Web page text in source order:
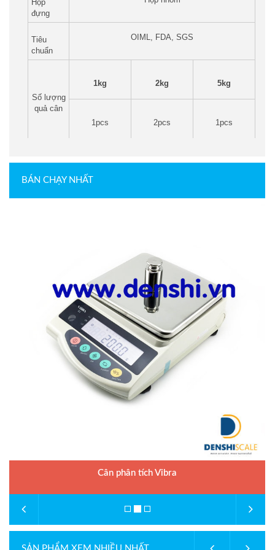
Hộp
đựng
Tiêu
chuẩn
OIML, FDA, SGS
Số lượng
quả cân
1kg 2kg 5kg
1pcs 2pcs 1pcs
BÁN CHẠY NHẤT
Cân phân tích Vibra